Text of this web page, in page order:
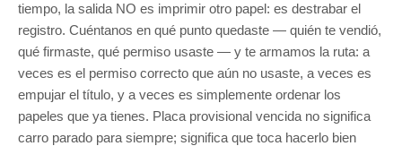
tiempo, la salida NO es imprimir otro papel: es destrabar el
registro. Cuéntanos en qué punto quedaste — quién te vendió,
qué firmaste, qué permiso usaste — y te armamos la ruta: a
veces es el permiso correcto que aún no usaste, a veces es
empujar el título, y a veces es simplemente ordenar los
papeles que ya tienes. Placa provisional vencida no significa
carro parado para siempre; significa que toca hacerlo bien